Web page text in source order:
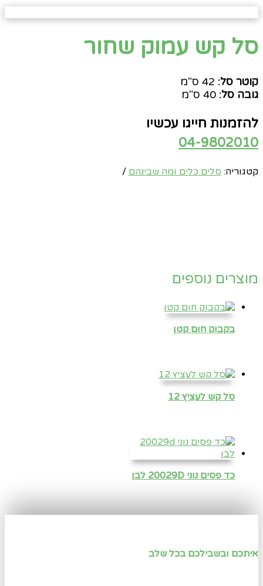
סל קש עמוק שחור
קוטר סל:
גובה סל:
להזמנות חייגו עכשיו
04-9802010
קטגוריה: סלים כלים ומה שבינהם
מוצרים נוספים
בקבוק חום קטן
סל קש לעציץ 12
כד פסים נוני 20029D לבן
איתכם ובשבילכם בכל שלב